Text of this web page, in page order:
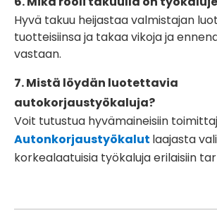
Hyvä takuu heijastaa valmistajan
tuotteisiinsa ja takaa vikoja ja
vastaan.
7. Mistä löydän luotettavia
autokorjaustyökaluja?
Voit tutustua hyvämaineisiin
Autonkorjaustyökalut laajasta
korkealaatuisia työkaluja erilaisiin